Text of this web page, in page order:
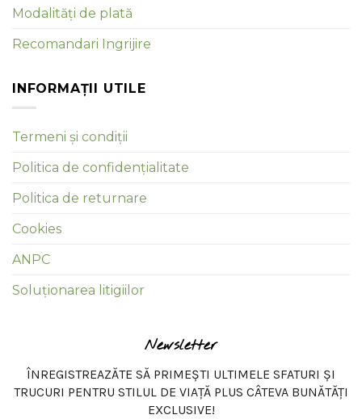
Modalități de plată
Recomandari Ingrijire
INFORMAȚII UTILE
Termeni și condiții
Politica de confidențialitate
Politica de returnare
Cookies
ANPC
Soluționarea litigiilor
Newsletter
ÎNREGISTREAZĂTE SĂ PRIMEȘTI ULTIMELE SFATURI ȘI
TRUCURI PENTRU STILUL DE VIAȚĂ PLUS CÂTEVA BUNĂTĂȚI
EXCLUSIVE!